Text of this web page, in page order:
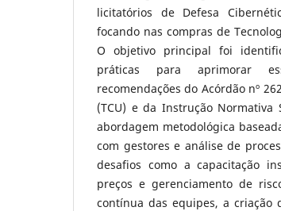
licitatórios de Defesa
focando nas compras de
O objetivo principal foi
práticas para aprimorar
recomendações do Acórdão nº
(TCU) e da Instrução Normativa
abordagem metodológica
com gestores e análise de
desafios como a capacitação
preços e gerenciamento de
contínua das equipes, a criação